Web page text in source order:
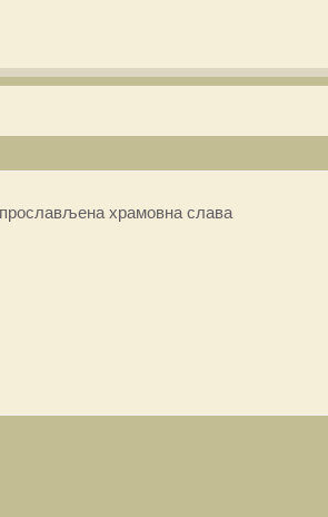
храмовна слава